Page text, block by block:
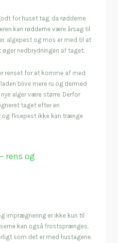
for huset tag, da rødderne
kan rødderne være årsag til
algepest og mos er med til at
nedbrydningen af taget.
renset for at komme af med
blive mere ru og dermed
alger være større. Derfor
taget efter en
og flisepest ikke kan trænge
rens og
imprægnering er ikke kun til
kan også frostsprænges,
som det er med hustagene.